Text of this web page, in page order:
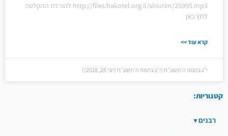
http://files.hakotel.org.il/shiurim/25995.mp3 להורדת ההקלטה
לחץ כאן
קרא עוד >>
י״ג בתמוז ה׳תשע״ח (י״ג בתמוז ה׳תשע״ח (יוני 26, 2018))
קטגוריות:
רבנים